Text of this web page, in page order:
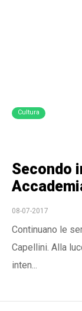
Cultura
Secondo
08-07-2017
Continuano le
Capellini. Alla
inten...